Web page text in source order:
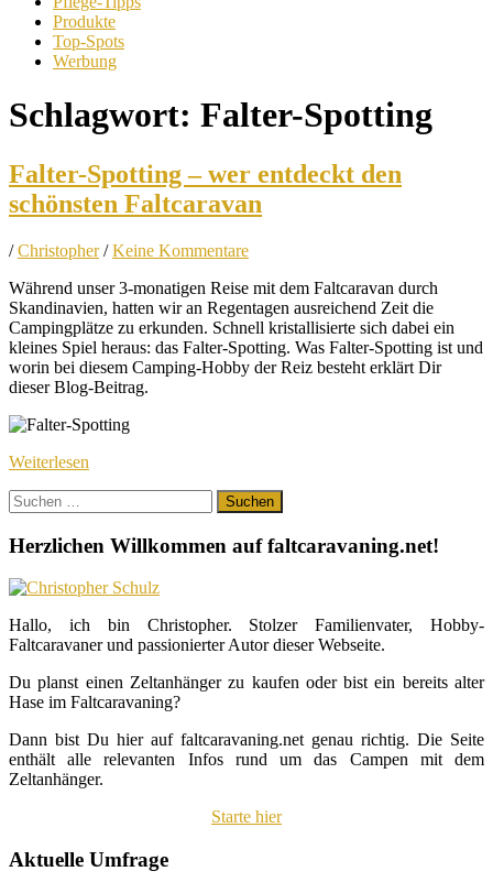
Produkte
Top-Spots
Werbung
Schlagwort: Falter-Spotting
Falter-Spotting – wer entdeckt den
schönsten Faltcaravan
/Christopher /Keine Kommentare
Während unser 3-monatigen Reise mit dem Faltcaravan durch
Skandinavien, hatten wir an Regentagen ausreichend Zeit die
Campingplätze zu erkunden. Schnell kristallisierte sich dabei ein
kleines Spiel heraus: das Falter-Spotting. Was Falter-Spotting ist und
worin bei diesem Camping-Hobby der Reiz besteht erklärt Dir
dieser Blog-Beitrag.
Weiterlesen
Suchen
nach:
Herzlichen Willkommen auf faltcaravaning.net!
Hallo, ich bin Christopher. Stolzer Familienvater, Hobby-
Faltcaravaner und passionierter Autor dieser Webseite.
Du planst einen Zeltanhänger zu kaufen oder bist ein bereits alter
Hase im Faltcaravaning?
Dann bist Du hier auf faltcaravaning.net genau richtig. Die Seite
enthält alle relevanten Infos rund um das Campen mit dem
Zeltanhänger.
Starte hier
Aktuelle Umfrage